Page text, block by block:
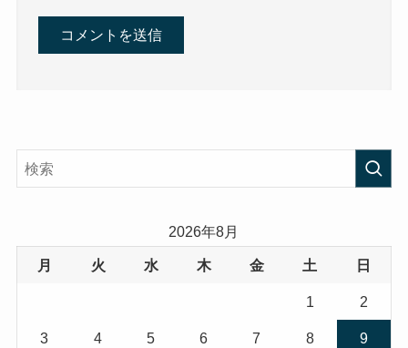
2026年8月
月 火 水 木 金 土 日
1 2
3 4 5 6 7 8 9